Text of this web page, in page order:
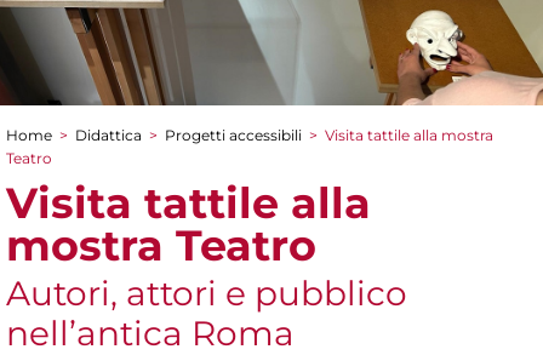
Tu sei qui
Home > Didattica > Progetti accessibili > Visita tattile alla mostra
Teatro
Visita tattile alla
mostra Teatro
Autori, attori e pubblico
nell’antica Roma